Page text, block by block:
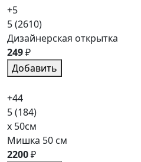
+5
5(2610)
Дизайнерская открытка
249₽
Добавить
+44
5(184)
x 50см
Мишка 50 см
2200₽